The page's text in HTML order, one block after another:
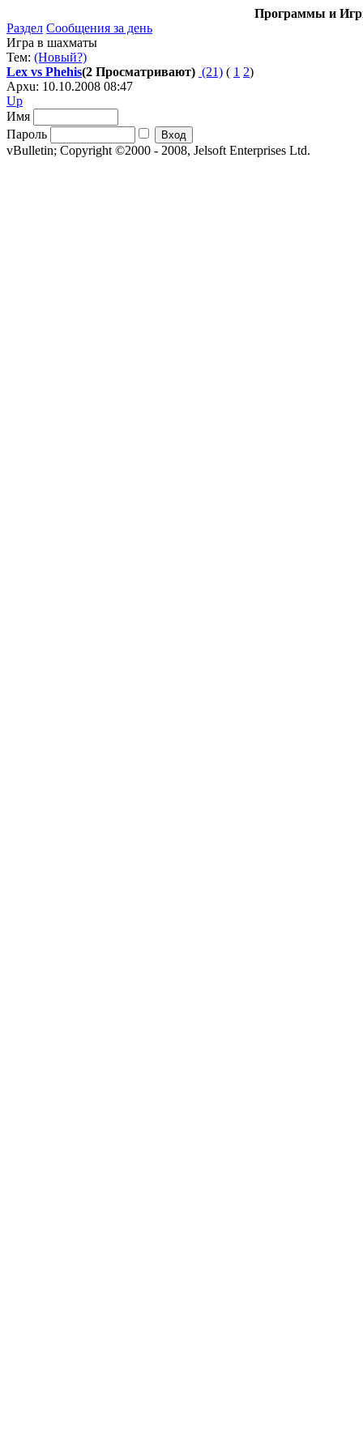
Программы и
Раздел Сообщения за день
Игра в шахматы
Тем: (Новый?)
Lex vs Phehis(2 Просматривают) (21) ( 1 2)
Apxu: 10.10.2008 08:47
Up
Имя
Пароль
vBulletin; Copyright ©2000 - 2008, Jelsoft Enterprises Ltd.